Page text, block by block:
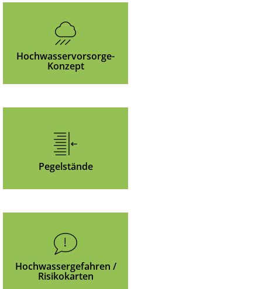
Hochwasservorsorge-
Konzept
Pegelstände
Hochwassergefahren /
Risikokarten